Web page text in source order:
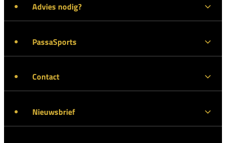
Advies nodig?
PassaSports
Contact
Nieuwsbrief